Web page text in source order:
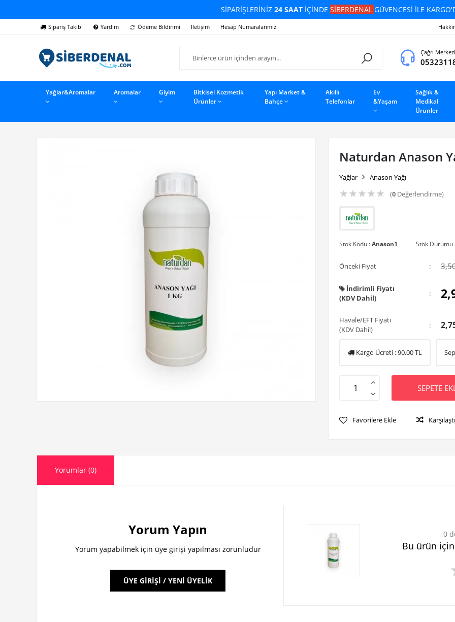
SİPARİŞLERİNİZ 24 SAATİÇİNDE SİBERDENAL GÜVENCESİ İLE
Sipariş Takibi Yardım Ödeme Bildirimi İletişim Hesap Numaralarımız
Çağrı Merkezi
Yağlar&Aromalar Aromalar Giyim
Bitkisel Kozmetik
Ürünler
Yapı Market &
Bahçe
Akıllı
Telefonlar
Ev
&Yaşam
Sağlık &
Medikal
Ürünler
Naturdan Anason
Yağlar Anason Yağı
★★★★★ (0 Değerlendirme)
Stok Kodu :Anason1 Stok
Önceki Fiyat :
İndirimli Fiyatı
(KDV Dahil)
:
Havale/EFT Fiyatı
(KDV Dahil)
:
Kargo Ücreti :90.00TL
SEPETE
Favorilere Ekle
Yorumlar (0)
Yorum Yapın
Yorum yapabilmek için üye girişi yapılması zorunludur
ÜYE GİRİŞİ / YENİ ÜYELİK
0
Bu ürün